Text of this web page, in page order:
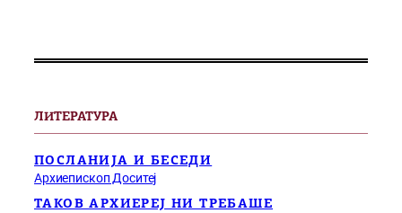
ЛИТЕРАТУРА
ПОСЛАНИЈА И БЕСЕДИ
Архиепископ Доситеј
ТАКОВ АРХИЕРЕЈ НИ ТРЕБАШЕ